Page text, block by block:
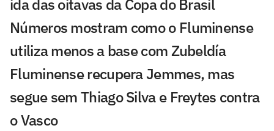
ida das oitavas da Copa do Brasil
Números mostram como o Fluminense
utiliza menos a base com Zubeldía
Fluminense recupera Jemmes, mas
segue sem Thiago Silva e Freytes contra
o Vasco